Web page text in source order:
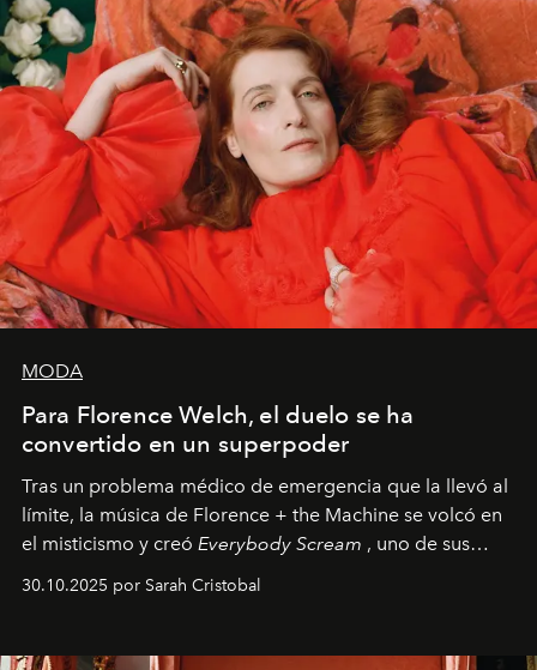
MODA
Para Florence Welch, el duelo se ha
convertido en un superpoder
Tras un problema médico de emergencia que la llevó al
límite, la música de Florence + the Machine se volcó en
el misticismo y creó Everybody Scream , uno de sus
30.10.2025 por Sarah Cristobal